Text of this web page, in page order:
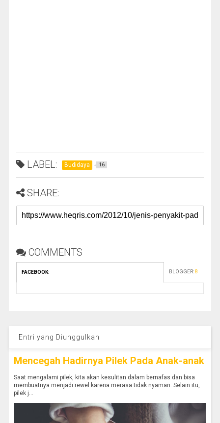
LABEL: Budidaya 16
SHARE:
COMMENTS
FACEBOOK: BLOGGER:8
Entri yang Diunggulkan
Mencegah Hadirnya Pilek Pada Anak-anak
Saat mengalami pilek, kita akan kesulitan dalam bernafas dan bisa
membuatnya menjadi rewel karena merasa tidak nyaman. Selain itu,
pilek j...